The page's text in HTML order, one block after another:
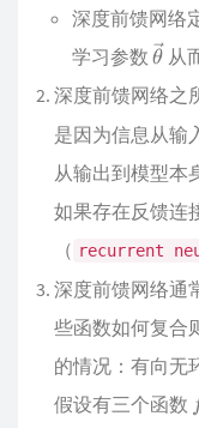
深度前馈网络
学习参数
从
深度前馈网络之
是因为信息从输
从输出到模型本
如果存在反馈连
（ recurrent
深度前馈网络通
些函数如何复合
的情况：有向无
假设有三个函数